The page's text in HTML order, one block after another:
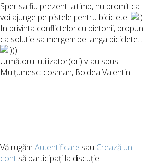
Sper sa fiu prezent la timp, nu promit ca
voi ajunge pe pistele pentru biciclete.
In privinta conflictelor cu pietonii, propun
ca solutie sa mergem pe langa biciclete...
))
Următorul utilizator(ori) v-au spus
Mulțumesc: cosman, Boldea Valentin
Vă rugăm Autentificare sau Crează un
cont să participaţi la discuţie.